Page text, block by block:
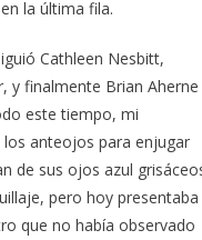
la última fila.
Cathleen Nesbitt,
y finalmente Brian Aherne
este tiempo, mi
anteojos para enjugar
de sus ojos azul
pero hoy presentaba
que no había observado